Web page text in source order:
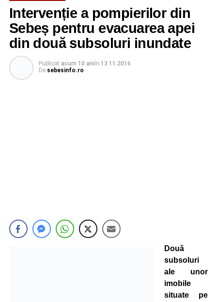
Intervenție a pompierilor din
Sebeș pentru evacuarea apei
din două subsoluri inundate
Publicat acum 10 aniîn 13.11.2016
De sebesinfo.ro
Două
subsoluri
ale unor
imobile
situate pe